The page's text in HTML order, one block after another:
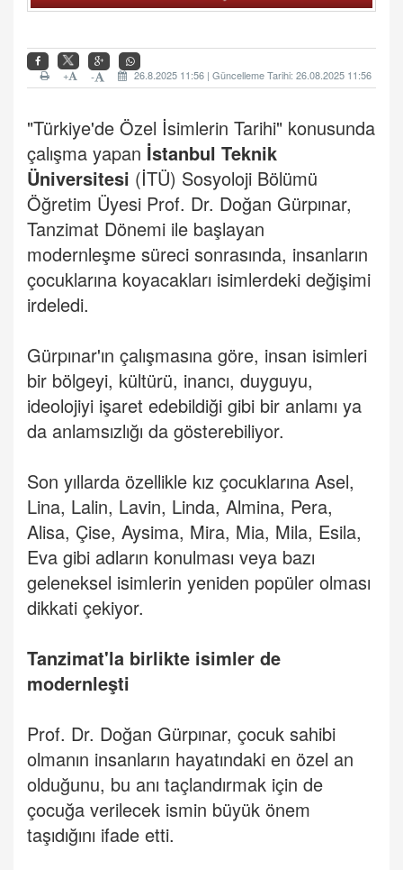
26.8.2025 11:56 | Güncelleme Tarihi: 26.08.2025 11:56
-
+
"Türkiye'de Özel İsimlerin Tarihi" konusunda
çalışma yapan İstanbul Teknik
Üniversitesi (İTÜ) Sosyoloji Bölümü
Öğretim Üyesi Prof. Dr. Doğan Gürpınar,
Tanzimat Dönemi ile başlayan
modernleşme süreci sonrasında, insanların
çocuklarına koyacakları isimlerdeki değişimi
irdeledi.
Gürpınar'ın çalışmasına göre, insan isimleri
bir bölgeyi, kültürü, inancı, duyguyu,
ideolojiyi işaret edebildiği gibi bir anlamı ya
da anlamsızlığı da gösterebiliyor.
Son yıllarda özellikle kız çocuklarına Asel,
Lina, Lalin, Lavin, Linda, Almina, Pera,
Alisa, Çise, Aysima, Mira, Mia, Mila, Esila,
Eva gibi adların konulması veya bazı
geleneksel isimlerin yeniden popüler olması
dikkati çekiyor.
Tanzimat'la birlikte isimler de
modernleşti
Prof. Dr. Doğan Gürpınar, çocuk sahibi
olmanın insanların hayatındaki en özel an
olduğunu, bu anı taçlandırmak için de
çocuğa verilecek ismin büyük önem
taşıdığını ifade etti.